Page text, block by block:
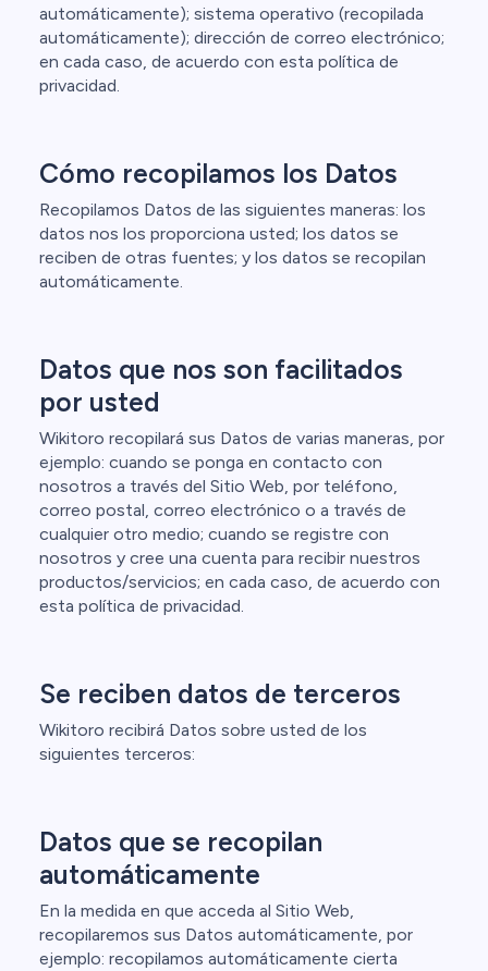
automáticamente); sistema operativo (recopilada
automáticamente); dirección de correo electrónico;
en cada caso, de acuerdo con esta política de
privacidad.
Cómo recopilamos los Datos
Recopilamos Datos de las siguientes maneras: los
datos nos los proporciona usted; los datos se
reciben de otras fuentes; y los datos se recopilan
automáticamente.
Datos que nos son facilitados
por usted
Wikitoro recopilará sus Datos de varias maneras, por
ejemplo: cuando se ponga en contacto con
nosotros a través del Sitio Web, por teléfono,
correo postal, correo electrónico o a través de
cualquier otro medio; cuando se registre con
nosotros y cree una cuenta para recibir nuestros
productos/servicios; en cada caso, de acuerdo con
esta política de privacidad.
Se reciben datos de terceros
Wikitoro recibirá Datos sobre usted de los
siguientes terceros:
Datos que se recopilan
automáticamente
En la medida en que acceda al Sitio Web,
recopilaremos sus Datos automáticamente, por
ejemplo: recopilamos automáticamente cierta